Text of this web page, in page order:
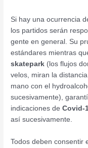
Si hay una ocurrencia
los partidos serán
gente en general. Su
estándares mientras
skatepark (los flujos
velos, miran la
mano con el
sucesivamente),
indicaciones deCovid-
así sucesivamente.
Todos deben consentir